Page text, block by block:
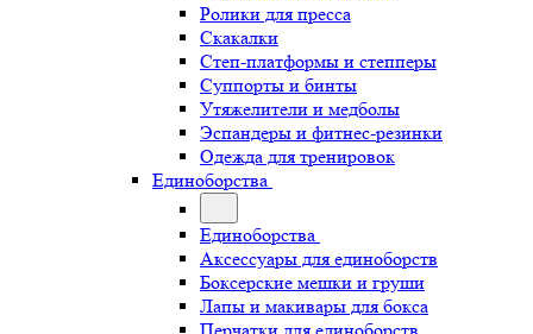
Ролики для пресса
Скакалки
Степ-платформы и степперы
Суппорты и бинты
Утяжелители и медболы
Эспандеры и фитнес-резинки
Одежда для тренировок
Единоборства
Единоборства
Аксессуары для единоборств
Боксерские мешки и груши
Лапы и макивары для бокса